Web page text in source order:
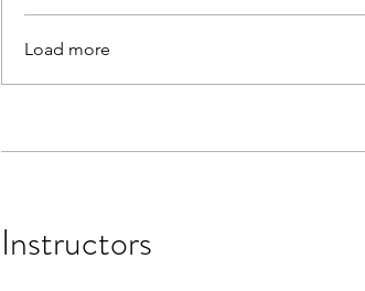
Load more
Instructors